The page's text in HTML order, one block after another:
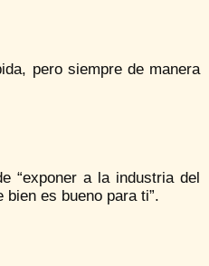
pero siempre de manera
“exponer a la industria del
es bueno para ti”.